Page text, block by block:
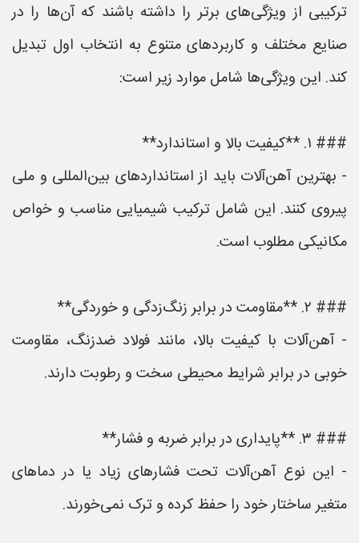
ترکیبی از ویژگی‌های برتر را داشته باشند که آن‌ها را در
صنایع مختلف و کاربردهای متنوع به انتخاب اول تبدیل
کند. این ویژگی‌ها شامل موارد زیر است:
### ۱. **کیفیت بالا و استاندارد**
- بهترین آهن‌آلات باید از استانداردهای بین‌المللی و ملی
پیروی کنند. این شامل ترکیب شیمیایی مناسب و خواص
مکانیکی مطلوب است.
### ۲. **مقاومت در برابر زنگ‌زدگی و خوردگی**
- آهن‌آلات با کیفیت بالا، مانند فولاد ضدزنگ، مقاومت
خوبی در برابر شرایط محیطی سخت و رطوبت دارند.
### ۳. **پایداری در برابر ضربه و فشار**
- این نوع آهن‌آلات تحت فشارهای زیاد یا در دماهای
متغیر ساختار خود را حفظ کرده و ترک نمی‌خورند.